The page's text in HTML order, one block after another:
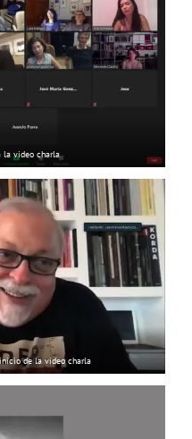
la video charla
de la video charla